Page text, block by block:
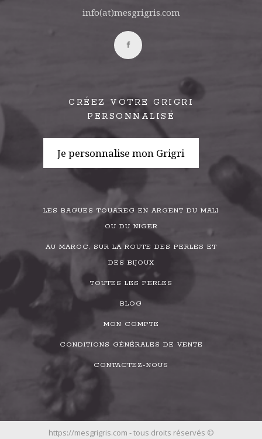
info(at)mesgrigris.com
CRÉEZ VOTRE GRIGRI
PERSONNALISÉ
Je personnalise mon Grigri
LES BAGUES TOUAREG EN ARGENT DU MALI
OU DU NIGER
AU MAROC, SUR LA ROUTE DES PERLES ET
DES BIJOUX
TOUTES LES PERLES
BLOG
MON COMPTE
CONDITIONS GÉNÉRALES DE VENTE
CONTACTEZ-NOUS
https://mesgrigris.com - tous droits réservés ©